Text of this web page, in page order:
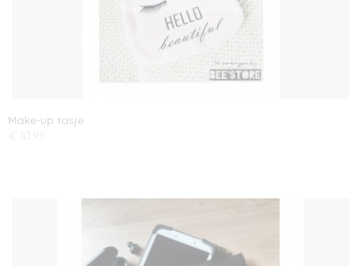
Make-up tasje
€ 10,95